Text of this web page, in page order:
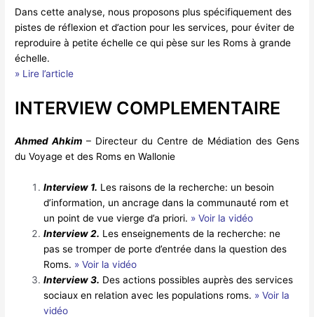
Dans cette analyse, nous proposons plus spécifiquement des
pistes de réflexion et d’action pour les services, pour éviter de
reproduire à petite échelle ce qui pèse sur les Roms à grande
échelle.
» Lire l’article
INTERVIEW COMPLEMENTAIRE
Ahmed Ahkim – Directeur du Centre de Médiation des Gens
du Voyage et des Roms en Wallonie
Interview 1. Les raisons de la recherche: un besoin
d’information, un ancrage dans la communauté rom et
un point de vue vierge d’a priori. » Voir la vidéo
Interview 2. Les enseignements de la recherche: ne
pas se tromper de porte d’entrée dans la question des
Roms. » Voir la vidéo
Interview 3. Des actions possibles auprès des services
sociaux en relation avec les populations roms. » Voir la
vidéo